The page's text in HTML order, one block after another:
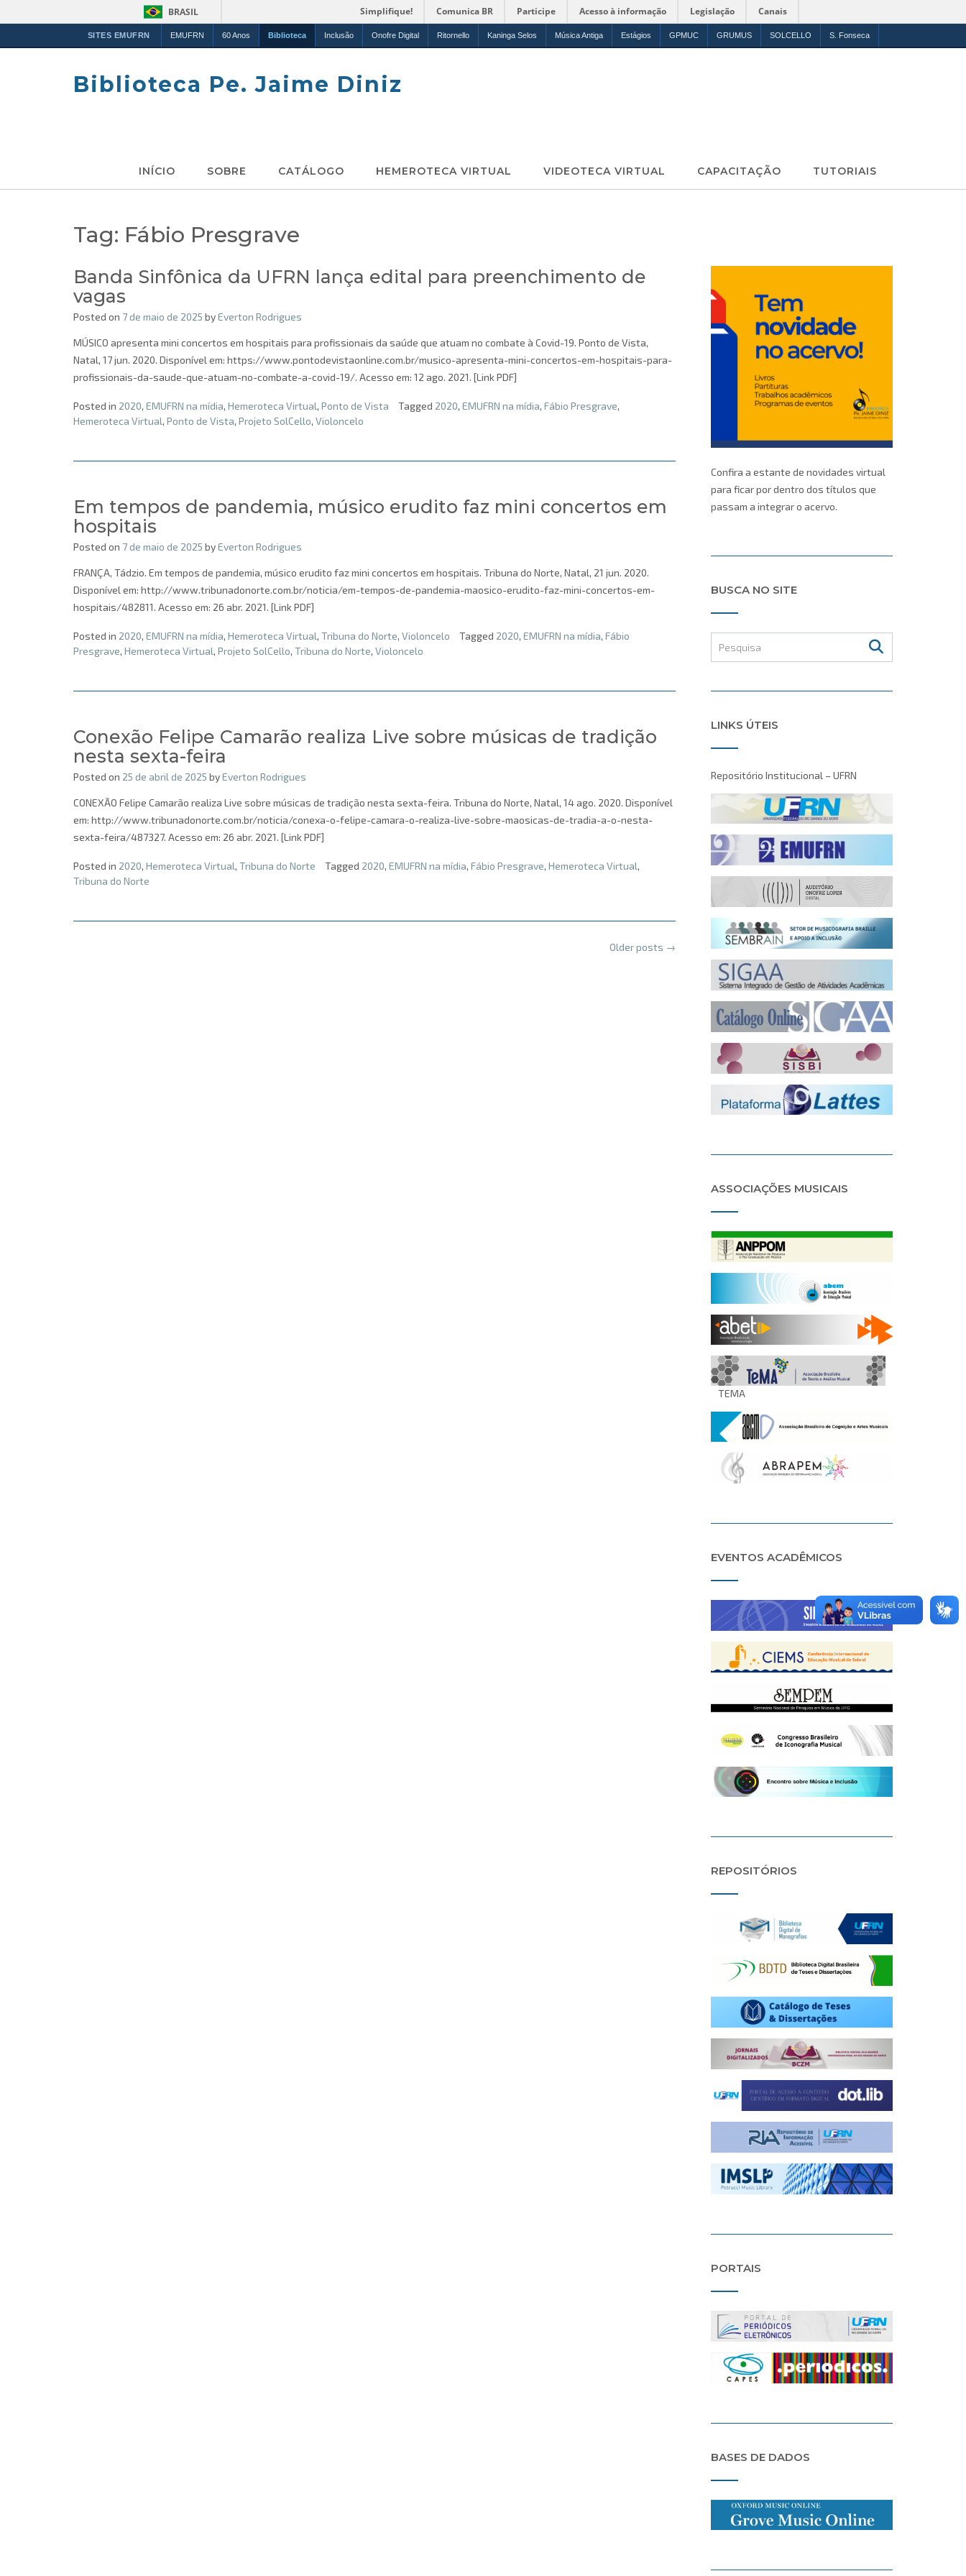
BRASIL Simplifique! Comunica BR Participe Acesso à informação Legislação Canais
SITES EMUFRN EMUFRN 60 Anos Biblioteca Inclusão Onofre Digital Ritornello Kaninga Selos Música Antiga Estágios GPMUC GRUMUS SOLCELLO S. Fonseca
Biblioteca Pe. Jaime Diniz
INÍCIO SOBRE CATÁLOGO HEMEROTECA VIRTUAL VIDEOTECA VIRTUAL CAPACITAÇÃO TUTORIAIS
Tag: Fábio Presgrave
Banda Sinfônica da UFRN lança edital para preenchimento de
vagas
Posted on 7 de maio de 2025 byEverton Rodrigues
MÚSICO apresenta mini concertos em hospitais para profissionais da saúde que atuam no combate à Covid-19. Ponto de Vista,
Natal, 17 jun. 2020. Disponível em: https://www.pontodevistaonline.com.br/musico-apresenta-mini-concertos-em-hospitais-para-
profissionais-da-saude-que-atuam-no-combate-a-covid-19/. Acesso em: 12 ago. 2021. [Link PDF]
Posted in 2020, EMUFRN na mídia, Hemeroteca Virtual, Ponto de Vista Tagged 2020, EMUFRN na mídia, Fábio Presgrave,
Hemeroteca Virtual, Ponto de Vista, Projeto SolCello, Violoncelo
Em tempos de pandemia, músico erudito faz mini concertos em
hospitais
Posted on 7 de maio de 2025 byEverton Rodrigues
FRANÇA, Tádzio. Em tempos de pandemia, músico erudito faz mini concertos em hospitais. Tribuna do Norte, Natal, 21 jun. 2020.
Disponível em: http://www.tribunadonorte.com.br/noticia/em-tempos-de-pandemia-maosico-erudito-faz-mini-concertos-em-
hospitais/482811. Acesso em: 26 abr. 2021. [Link PDF]
Posted in 2020, EMUFRN na mídia, Hemeroteca Virtual, Tribuna do Norte, Violoncelo Tagged 2020, EMUFRN na mídia, Fábio
Presgrave, Hemeroteca Virtual, Projeto SolCello, Tribuna do Norte, Violoncelo
Conexão Felipe Camarão realiza Live sobre músicas de tradição
nesta sexta-feira
Posted on 25 de abril de 2025 byEverton Rodrigues
CONEXÃO Felipe Camarão realiza Live sobre músicas de tradição nesta sexta-feira. Tribuna do Norte, Natal, 14 ago. 2020. Disponível
em: http://www.tribunadonorte.com.br/noticia/conexa-o-felipe-camara-o-realiza-live-sobre-maosicas-de-tradia-a-o-nesta-
sexta-feira/487327. Acesso em: 26 abr. 2021. [Link PDF]
Posted in 2020, Hemeroteca Virtual, Tribuna do Norte Tagged 2020, EMUFRN na mídia, Fábio Presgrave, Hemeroteca Virtual,
Tribuna do Norte
Older posts →
Confira a estante de novidades virtual
para ficar por dentro dos títulos que
passam a integrar o acervo.
BUSCA NO SITE
LINKS ÚTEIS
Repositório Institucional – UFRN
ASSOCIAÇÕES MUSICAIS
TEMA
EVENTOS ACADÊMICOS
REPOSITÓRIOS
PORTAIS
BASES DE DADOS